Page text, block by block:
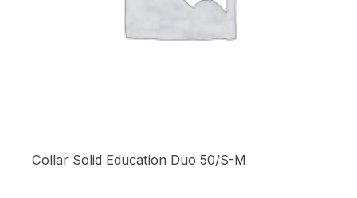
Collar Solid Education Duo 50/S-M